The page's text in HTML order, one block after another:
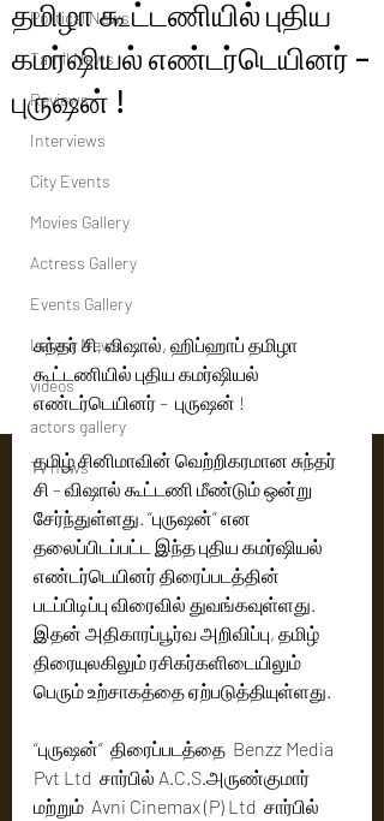
Political News
Tamil News
Reviews
Interviews
City Events
Movies Gallery
Actress Gallery
Events Gallery
Latest News
videos
actors gallery
Tv news
தமிழா கூட்டணியில் புதிய
கமர்ஷியல் எண்டர்டெயினர் –
புருஷன் !
சுந்தர் சி, விஷால், ஹிப்ஹாப் தமிழா
கூட்டணியில் புதிய கமர்ஷியல்
எண்டர்டெயினர் –  புருஷன் !
தமிழ் சினிமாவின் வெற்றிகரமான சுந்தர்
சி – விஷால் கூட்டணி மீண்டும் ஒன்று
சேர்ந்துள்ளது. “புருஷன்” என
தலைப்பிடப்பட்ட இந்த புதிய கமர்ஷியல்
எண்டர்டெயினர் திரைப்படத்தின்
படப்பிடிப்பு விரைவில் துவங்கவுள்ளது.
இதன் அதிகாரப்பூர்வ அறிவிப்பு, தமிழ்
திரையுலகிலும் ரசிகர்களிடையிலும்
பெரும் உற்சாகத்தை ஏற்படுத்தியுள்ளது.
“புருஷன்”  திரைப்படத்தை  Benzz Media
Pvt Ltd  சார்பில் A.C.S.அருண்குமார்
மற்றும்  Avni Cinemax (P) Ltd  சார்பில்